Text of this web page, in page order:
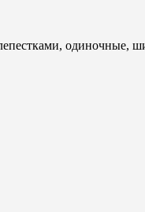
одиночные,